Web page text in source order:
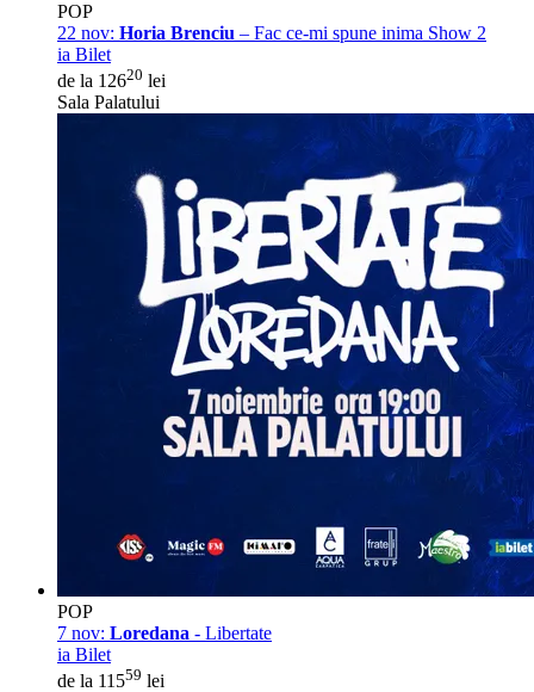
POP
22 nov: Horia Brenciu – Fac ce-mi spune inima Show 2
ia Bilet
de la 12620 lei
Sala Palatului
POP
7 nov: Loredana - Libertate
ia Bilet
de la 11559 lei